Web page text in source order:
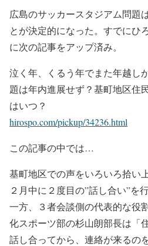
広島のサッカースタジアム問題
とが決定的になった。すでにひ
に次の記事をアップ済み。
泣く年、くるう年でまた年越し
題は年内進展せず？基町地区住
はいつ？
hirospo.com/pickup/34236.html
この記事の中では…
基町地区での声をいろいろ拾い
２月中に２度目の”話し合い”を
一方、３者会談側の代表的な役
化スポーツ部の杉山朗部長は「
話し合ってから、連絡が来るの